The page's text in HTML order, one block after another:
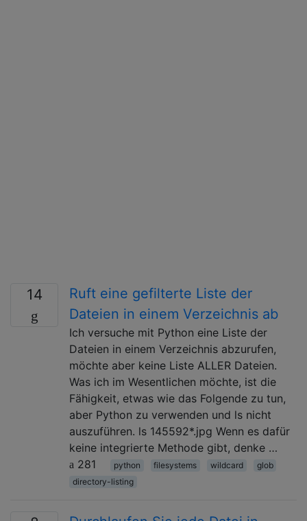
14
Ruft eine gefilterte Liste der
Dateien in einem Verzeichnis ab
Ich versuche mit Python eine Liste der
Dateien in einem Verzeichnis abzurufen,
möchte aber keine Liste ALLER Dateien.
Was ich im Wesentlichen möchte, ist die
Fähigkeit, etwas wie das Folgende zu tun,
aber Python zu verwenden und ls nicht
auszuführen. ls 145592*.jpg Wenn es dafür
keine integrierte Methode gibt, denke …
281
python filesystems wildcard
glob
directory-listing